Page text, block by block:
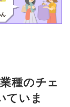
種のチェ
ていま